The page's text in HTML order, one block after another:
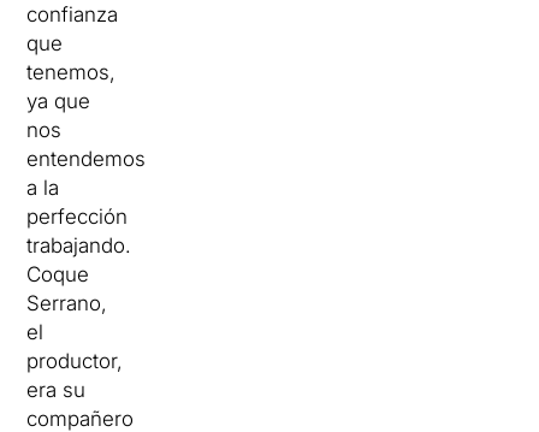
confianza
que
tenemos,
ya que
nos
entendemos
a la
perfección
trabajando.
Coque
Serrano,
el
productor,
era su
compañero